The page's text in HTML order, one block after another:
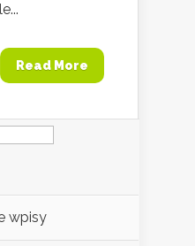
Read More
wpisy